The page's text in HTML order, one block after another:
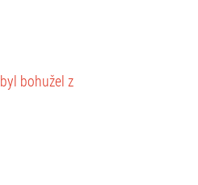
byl bohužel z